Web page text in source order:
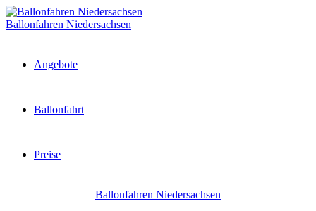
Zum
Inhalt
Ballonfahren Niedersachsen
Angebote
Ballonfahrt
Preise
Ballonfahren Niedersachsen